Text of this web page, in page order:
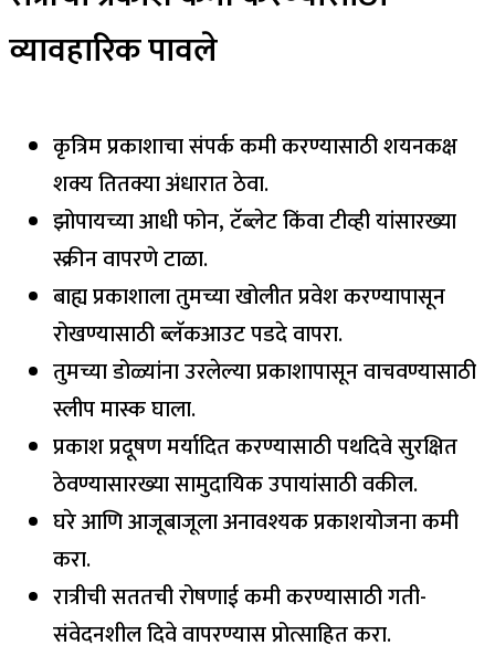
व्यावहारिक पावले
कृत्रिम प्रकाशाचा संपर्क कमी करण्यासाठी शयनकक्ष
शक्य तितक्या अंधारात ठेवा.
झोपायच्या आधी फोन, टॅब्लेट किंवा टीव्ही यांसारख्या
स्क्रीन वापरणे टाळा.
बाह्य प्रकाशाला तुमच्या खोलीत प्रवेश करण्यापासून
रोखण्यासाठी ब्लॅकआउट पडदे वापरा.
तुमच्या डोळ्यांना उरलेल्या प्रकाशापासून वाचवण्यासाठी
स्लीप मास्क घाला.
प्रकाश प्रदूषण मर्यादित करण्यासाठी पथदिवे सुरक्षित
ठेवण्यासारख्या सामुदायिक उपायांसाठी वकील.
घरे आणि आजूबाजूला अनावश्यक प्रकाशयोजना कमी
करा.
रात्रीची सततची रोषणाई कमी करण्यासाठी गती-
संवेदनशील दिवे वापरण्यास प्रोत्साहित करा.